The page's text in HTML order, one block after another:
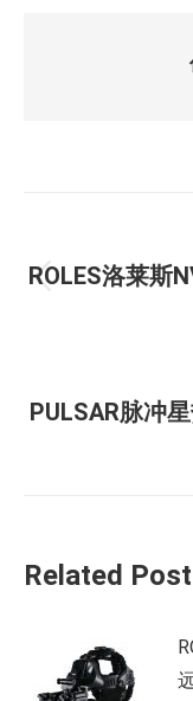
章
ROLES洛莱斯
PULSAR脉冲
Related